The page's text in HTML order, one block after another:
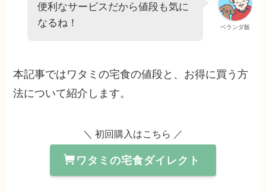
ベランダ飯
便利なサービスだから値段も気に
なるね！
本記事ではワタミの宅食の値段と、お得に買う方
法について紹介します。
＼ 初回購入はこちら ／
ワタミの宅食ダイレクト